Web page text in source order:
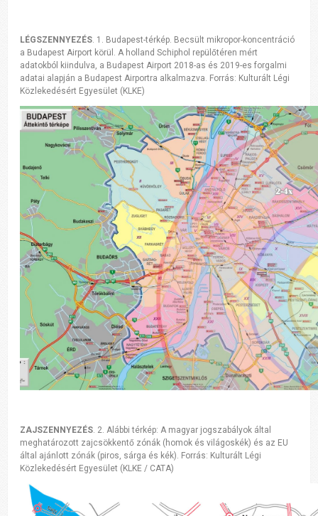
LÉGSZENNYEZÉS . 1. Budapest-térkép. Becsült mikropor-koncentráció
a Budapest Airport körül. A holland Schiphol repülőtéren mért
adatokból kiindulva, a Budapest Airport 2018-as és 2019-es forgalmi
adatai alapján a Budapest Airportra alkalmazva. Forrás: Kulturált Légi
Közlekedésért Egyesület (KLKE)
ZAJSZENNYEZÉS . 2. Alábbi térkép: A magyar jogszabályok által
meghatározott zajcsökkentő zónák (homok és világoskék) és az EU
által ajánlott zónák (piros, sárga és kék). Forrás: Kulturált Légi
Közlekedésért Egyesület (KLKE / CATA)